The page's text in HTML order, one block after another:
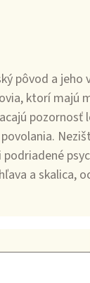
pôvod a
ktorí majú
pozornosť
a skalica,